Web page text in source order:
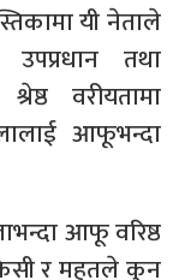
यी नेताले
तथा
वरीयतामा
आफूभन्दा
आफू वरिष्ठ
र महतले कुन